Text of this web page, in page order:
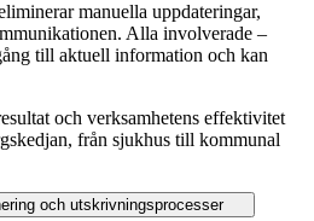
manuella uppdateringar,
Alla involverade –
till aktuell information och kan
och verksamhetens effektivitet
från sjukhus till kommunal
och utskrivningsprocesser